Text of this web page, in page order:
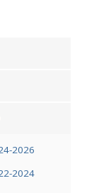
2026
2024